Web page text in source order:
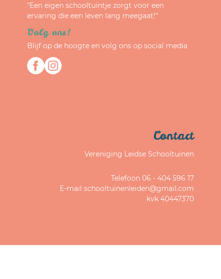
"Een eigen schooltuintje zorgt voor een
ervaring die een leven lang meegaat!"
Volg ons!
Blijf op de hoogte en volg ons op social media
Contact
Vereniging Leidse Schooltuinen
Telefoon 06 - 404 596 17
E-mail schooltuinenleiden@gmail.com
kvk 40447370